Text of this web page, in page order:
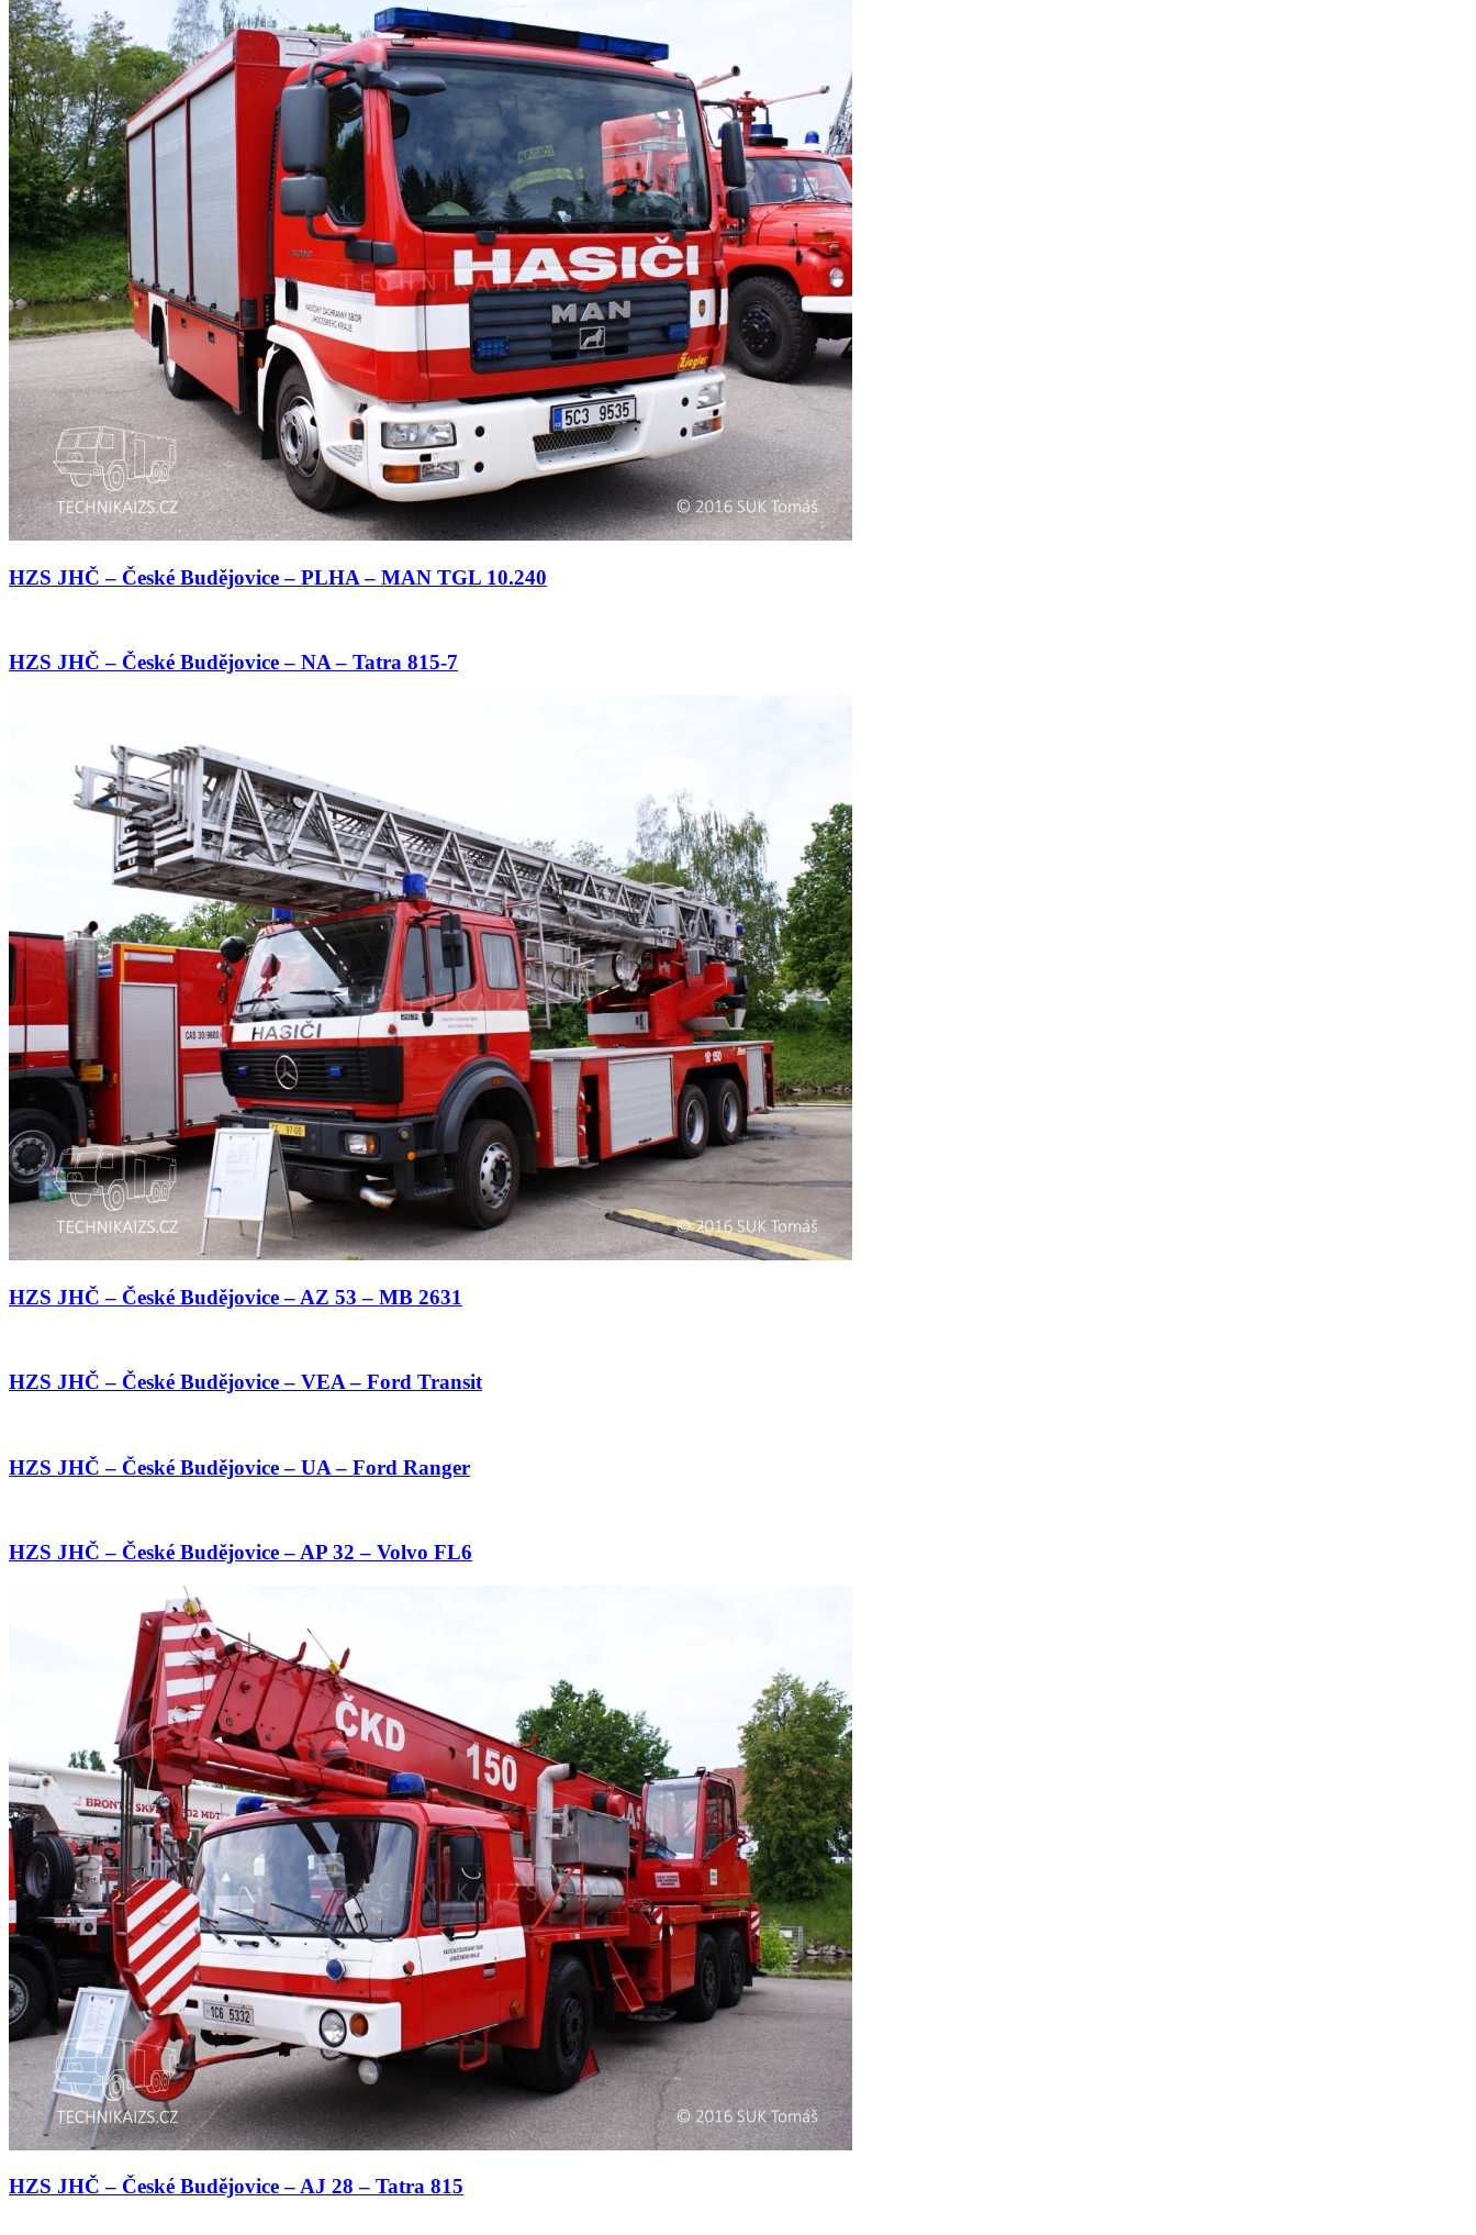
HZS JHČ – České Budějovice – PLHA – MAN TGL 10.240
HZS JHČ – České Budějovice – NA – Tatra 815-7
HZS JHČ – České Budějovice – AZ 53 – MB 2631
HZS JHČ – České Budějovice – VEA – Ford Transit
HZS JHČ – České Budějovice – UA – Ford Ranger
HZS JHČ – České Budějovice – AP 32 – Volvo FL6
HZS JHČ – České Budějovice – AJ 28 – Tatra 815